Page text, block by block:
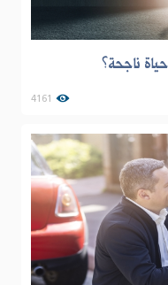
ناجحة؟
4161